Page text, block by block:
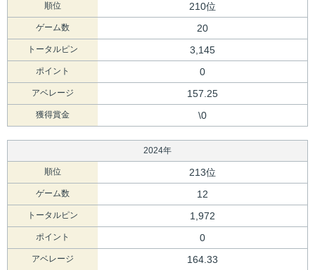
順位 210位
ゲーム数 20
トータルピン 3,145
ポイント 0
アベレージ 157.25
獲得賞金 \0
2024年
順位 213位
ゲーム数 12
トータルピン 1,972
ポイント 0
アベレージ 164.33